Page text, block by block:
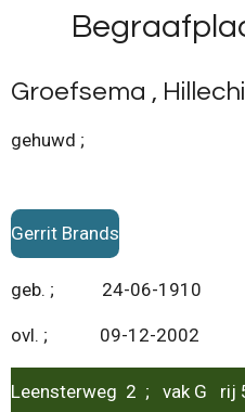
naar
de
hoofdinhoud
Groefsema ,
gehuwd ;
Gerrit Brands
geb. ; 24-06-1910
ovl. ; 09-12-2002
Leensterweg 2 ; vak G rij